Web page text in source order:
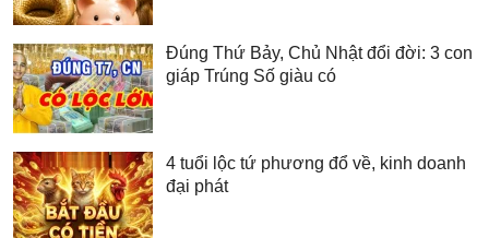
Đúng Thứ Bảy, Chủ Nhật đổi đời: 3 con
giáp Trúng Số giàu có
4 tuổi lộc tứ phương đổ về, kinh doanh
đại phát